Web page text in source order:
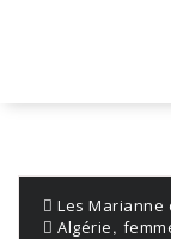
Les Marianne
Algérie,